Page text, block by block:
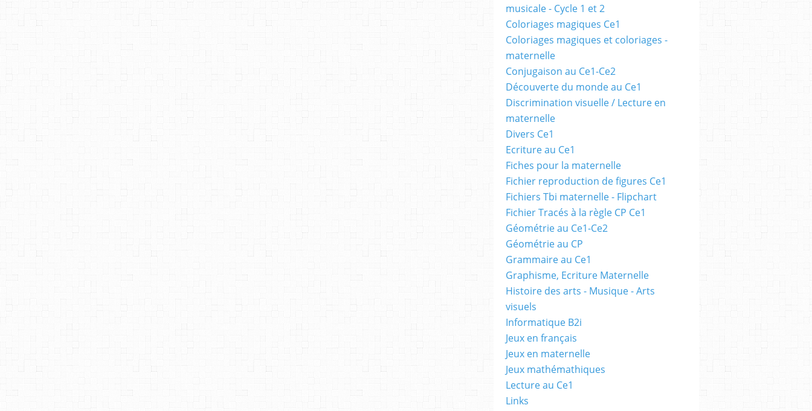
musicale - Cycle 1 et 2
Coloriages magiques Ce1
Coloriages magiques et coloriages -
maternelle
Conjugaison au Ce1-Ce2
Découverte du monde au Ce1
Discrimination visuelle / Lecture en
maternelle
Divers Ce1
Ecriture au Ce1
Fiches pour la maternelle
Fichier reproduction de figures Ce1
Fichiers Tbi maternelle - Flipchart
Fichier Tracés à la règle CP Ce1
Géométrie au Ce1-Ce2
Géométrie au CP
Grammaire au Ce1
Graphisme, Ecriture Maternelle
Histoire des arts - Musique - Arts
visuels
Informatique B2i
Jeux en français
Jeux en maternelle
Jeux mathémathiques
Lecture au Ce1
Links